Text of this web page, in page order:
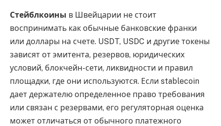
Стейблкоины в Швейцарии не стоит
воспринимать как обычные банковские франки
или доллары на счете. USDT, USDC и другие токены
зависят от эмитента, резервов, юридических
условий, блокчейн-сети, ликвидности и правил
площадки, где они используются. Если stablecoin
дает держателю определенное право требования
или связан с резервами, его регуляторная оценка
может отличаться от обычного платежного